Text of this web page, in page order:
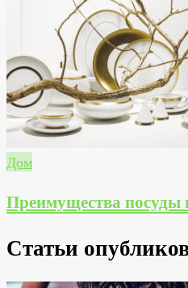
Дом
Преимущества посуды
Статьи